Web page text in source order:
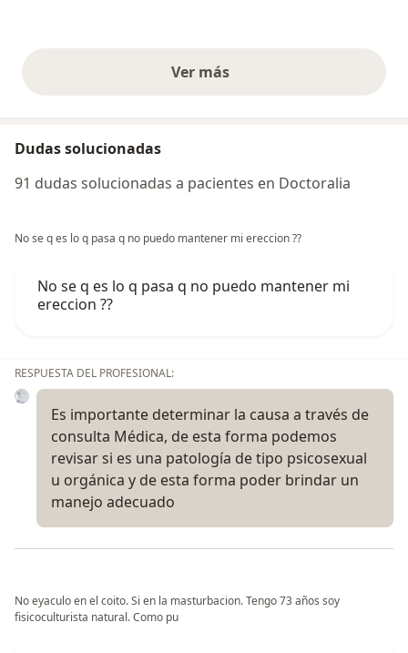
Ver másopiniones anteriores
Dudas solucionadas
91 dudas solucionadas a pacientes en Doctoralia
No se q es lo q pasa q no puedo mantener mi ereccion ??
No se q es lo q pasa q no puedo mantener mi
ereccion ??
RESPUESTA DEL PROFESIONAL:
Es importante determinar la causa a través de
consulta Médica, de esta forma podemos
revisar si es una patología de tipo psicosexual
u orgánica y de esta forma poder brindar un
manejo adecuado
No eyaculo en el coito. Si en la masturbacion. Tengo 73 años soy
fisicoculturista natural. Como pu